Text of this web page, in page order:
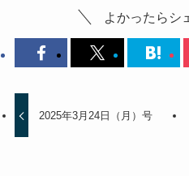
よかったらシ
2025年3月24日（月）号